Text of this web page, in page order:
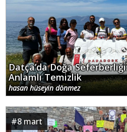
Datça’da Doğa
Anlamlı Temizlik
hasan hüseyin dönmez
#8 mart